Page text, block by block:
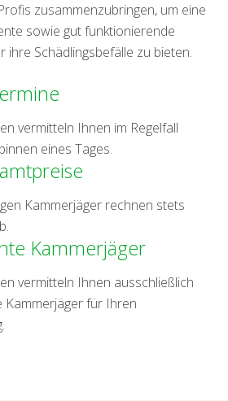
zusammenzubringen, um eine
sowie gut funktionierende
ihre Schädlingsbefälle zu bieten.
vermitteln Ihnen im Regelfall
eines Tages.
Kammerjäger rechnen stets
Kammerjäger
vermitteln Ihnen ausschließlich
Kammerjäger für Ihren